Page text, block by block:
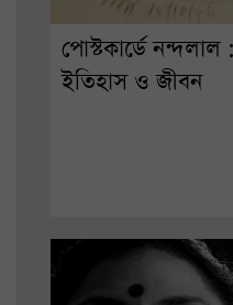
পোস্টকার্ডে
ইতিহাস ও জীবন